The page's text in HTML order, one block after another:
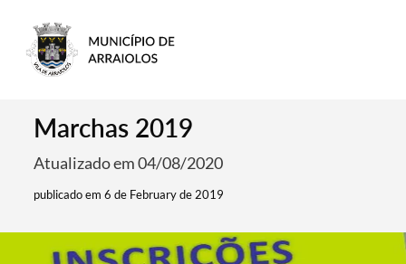
Marchas 2019
Atualizado em 04/08/2020
publicado em 6 de February de 2019